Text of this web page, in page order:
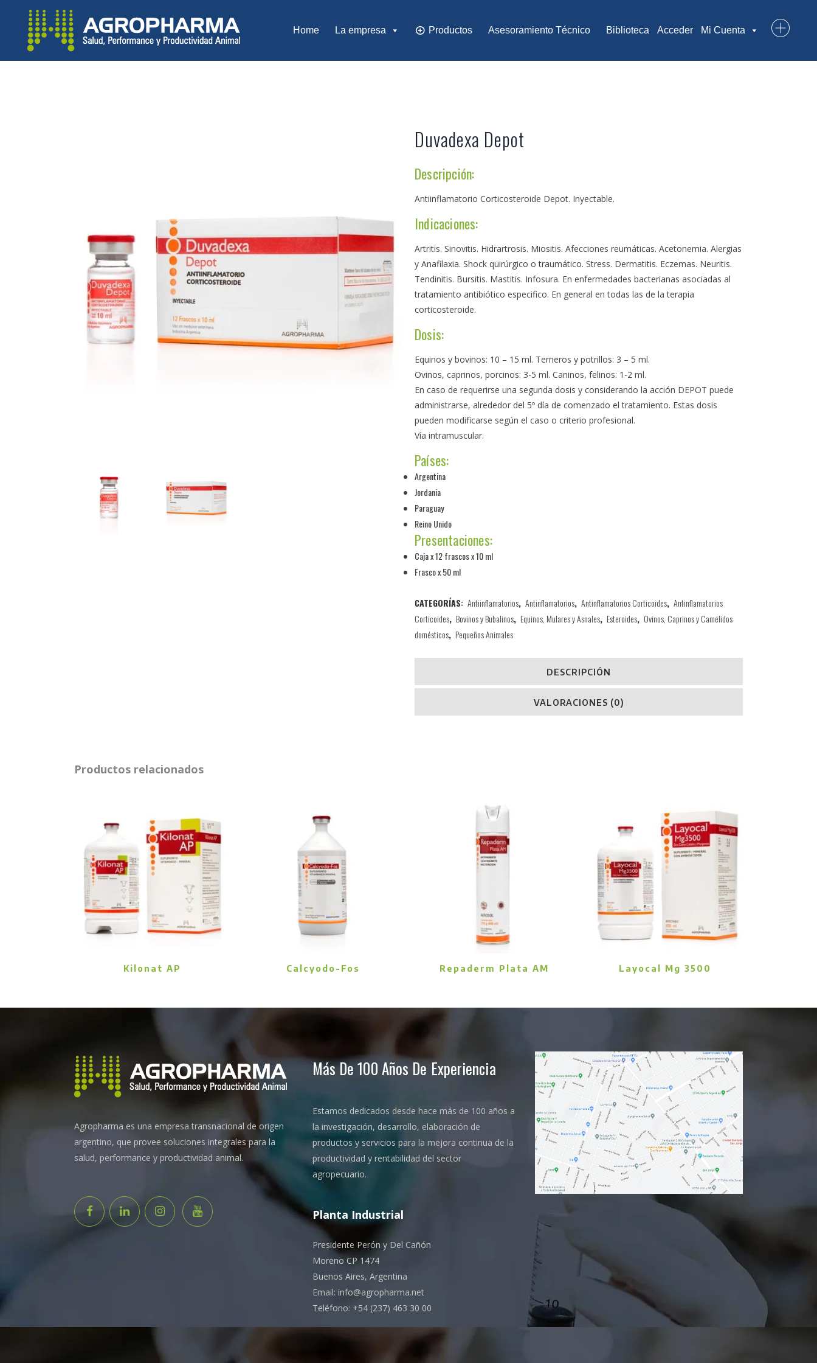
Home La empresa Productos Asesoramiento Técnico Biblioteca Acceder Mi Cuenta
Duvadexa Depot
Descripción:
Antiinflamatorio Corticosteroide Depot. Inyectable.
Indicaciones:
Artritis. Sinovitis. Hidrartrosis. Miositis. Afecciones reumáticas. Acetonemia. Alergias
y Anafilaxia. Shock quirúrgico o traumático. Stress. Dermatitis. Eczemas. Neuritis.
Tendinitis. Bursitis. Mastitis. Infosura. En enfermedades bacterianas asociadas al
tratamiento antibiótico especifico. En general en todas las de la terapia
corticosteroide.
Dosis:
Equinos y bovinos: 10 – 15 ml. Terneros y potrillos: 3 – 5 ml.
Ovinos, caprinos, porcinos: 3-5 ml. Caninos, felinos: 1-2 ml.
En caso de requerirse una segunda dosis y considerando la acción DEPOT puede
administrarse, alrededor del 5º día de comenzado el tratamiento. Estas dosis
pueden modificarse según el caso o criterio profesional.
Vía intramuscular.
Países:
Argentina
Jordania
Paraguay
Reino Unido
Presentaciones:
Caja x 12 frascos x 10 ml
Frasco x 50 ml
CATEGORÍAS: Antiinflamatorios, Antinflamatorios, Antinflamatorios Corticoides, Antinflamatorios
Corticoides, Bovinos y Bubalinos, Equinos, Mulares y Asnales, Esteroides, Ovinos, Caprinos y Camélidos
domésticos, Pequeños Animales
DESCRIPCIÓN
VALORACIONES (0)
Productos relacionados
Kilonat AP Calcyodo-Fos Repaderm Plata AM Layocal Mg 3500
Agropharma es una empresa transnacional de origen
argentino, que provee soluciones integrales para la
salud, performance y productividad animal.
Más De 100 Años De Experiencia
Estamos dedicados desde hace más de 100 años a
la investigación, desarrollo, elaboración de
productos y servicios para la mejora continua de la
productividad y rentabilidad del sector
agropecuario.
Planta Industrial
Presidente Perón y Del Cañón
Moreno CP 1474
Buenos Aires, Argentina
Email: info@agropharma.net
Teléfono: +54 (237) 463 30 00